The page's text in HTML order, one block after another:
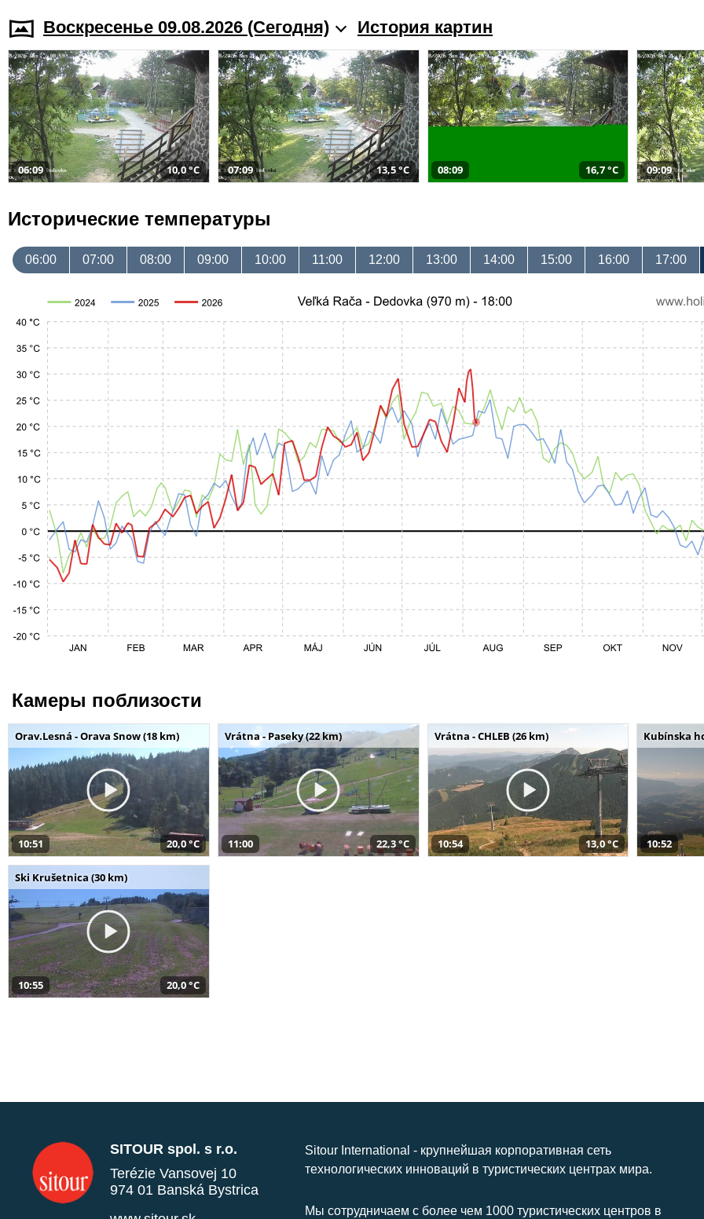
Воскресенье 09.08.2026 (Cегодня) История картин
06:09 10,0 °C 07:09 13,5 °C 08:09 16,7 °C 09:09
Исторические температуры
06:00 07:00 08:00 09:00 10:00 11:00 12:00 13:00 14:00 15:00 16:00 17:00
Камеры поблизости
Orav.Lesná - Orava Snow (18 km)
10:51 20,0 °C
Vrátna - Paseky (22 km)
11:00 22,3 °C
Vrátna - CHLEB (26 km)
10:54 13,0 °C
Kubínska
10:52
Ski Krušetnica (30 km)
10:55 20,0 °C
SITOUR spol. s r.o.
Terézie Vansovej 10
974 01 Banská Bystrica
Sitour International - крупнейшая корпоративная сеть
технологических инноваций в туристических центрах мира.
Мы сотрудничаем с более чем 1000 туристических центров в